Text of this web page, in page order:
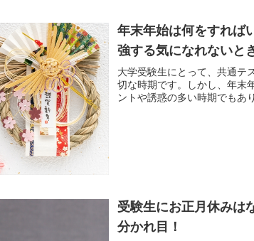
年末年始は何をすれば
強する気になれないと
大学受験生にとって、共通テ
切な時期です。しかし、年末
ントや誘惑の多い時期でもあ
受験生にお正月休みは
分かれ目！